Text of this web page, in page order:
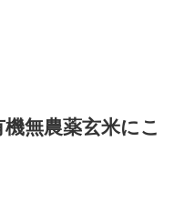
無農薬玄米にこ